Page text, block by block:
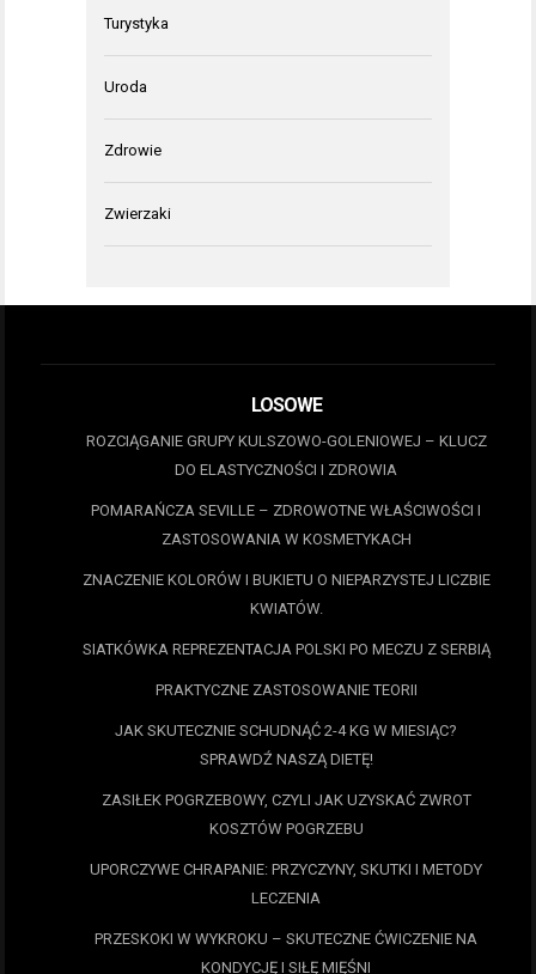
Turystyka
Uroda
Zdrowie
Zwierzaki
LOSOWE
ROZCIĄGANIE GRUPY KULSZOWO-GOLENIOWEJ – KLUCZ
DO ELASTYCZNOŚCI I ZDROWIA
POMARAŃCZA SEVILLE – ZDROWOTNE WŁAŚCIWOŚCI I
ZASTOSOWANIA W KOSMETYKACH
ZNACZENIE KOLORÓW I BUKIETU O NIEPARZYSTEJ LICZBIE
KWIATÓW.
SIATKÓWKA REPREZENTACJA POLSKI PO MECZU Z SERBIĄ
PRAKTYCZNE ZASTOSOWANIE TEORII
JAK SKUTECZNIE SCHUDNĄĆ 2-4 KG W MIESIĄC?
SPRAWDŹ NASZĄ DIETĘ!
ZASIŁEK POGRZEBOWY, CZYLI JAK UZYSKAĆ ZWROT
KOSZTÓW POGRZEBU
UPORCZYWE CHRAPANIE: PRZYCZYNY, SKUTKI I METODY
LECZENIA
PRZESKOKI W WYKROKU – SKUTECZNE ĆWICZENIE NA
KONDYCJĘ I SIŁĘ MIĘŚNI